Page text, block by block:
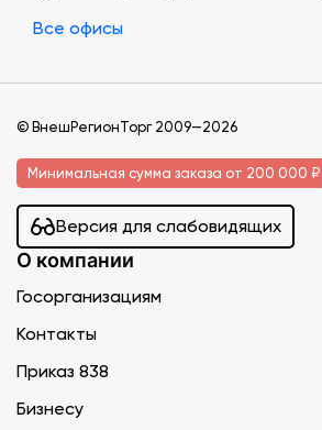
Все офисы
© ВнешРегионТорг 2009—2026
Минимальная сумма заказа от 200 000 ₽
Версия для слабовидящих
О компании
Госорганизациям
Контакты
Приказ 838
Бизнесу